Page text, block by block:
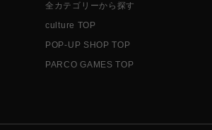
全カテゴリーから探す
culture TOP
POP-UP SHOP TOP
PARCO GAMES TOP